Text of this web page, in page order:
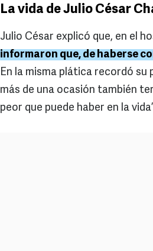
La vida de Julio César
Julio César explicó que, en el
informaron que, de haberse
En la misma plática recordó su
más de una ocasión también
peor que puede haber en la